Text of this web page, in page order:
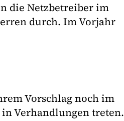
die Netzbetreiber im
durch. Im Vorjahr
Vorschlag noch im
Verhandlungen treten.